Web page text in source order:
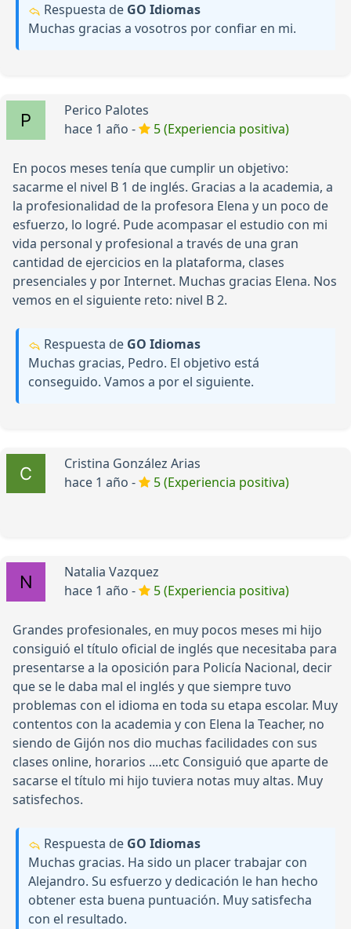
Respuesta de GO Idiomas
Muchas gracias a vosotros por confiar en mi.
Perico Palotes
hace 1 año -
5 (Experiencia positiva)
En pocos meses tenía que cumplir un objetivo:
sacarme el nivel B 1 de inglés. Gracias a la academia, a
la profesionalidad de la profesora Elena y un poco de
esfuerzo, lo logré. Pude acompasar el estudio con mi
vida personal y profesional a través de una gran
cantidad de ejercicios en la plataforma, clases
presenciales y por Internet. Muchas gracias Elena. Nos
vemos en el siguiente reto: nivel B 2.
Respuesta de GO Idiomas
Muchas gracias, Pedro. El objetivo está
conseguido. Vamos a por el siguiente.
Cristina González Arias
hace 1 año -
5 (Experiencia positiva)
Natalia Vazquez
hace 1 año -
5 (Experiencia positiva)
Grandes profesionales, en muy pocos meses mi hijo
consiguió el título oficial de inglés que necesitaba para
presentarse a la oposición para Policía Nacional, decir
que se le daba mal el inglés y que siempre tuvo
problemas con el idioma en toda su etapa escolar. Muy
contentos con la academia y con Elena la Teacher, no
siendo de Gijón nos dio muchas facilidades con sus
clases online, horarios ....etc Consiguió que aparte de
sacarse el título mi hijo tuviera notas muy altas. Muy
satisfechos.
Respuesta de GO Idiomas
Muchas gracias. Ha sido un placer trabajar con
Alejandro. Su esfuerzo y dedicación le han hecho
obtener esta buena puntuación. Muy satisfecha
con el resultado.